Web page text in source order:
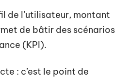
de l’utilisateur, montant
de bâtir des scénarios
(KPI).
: c’est le point de